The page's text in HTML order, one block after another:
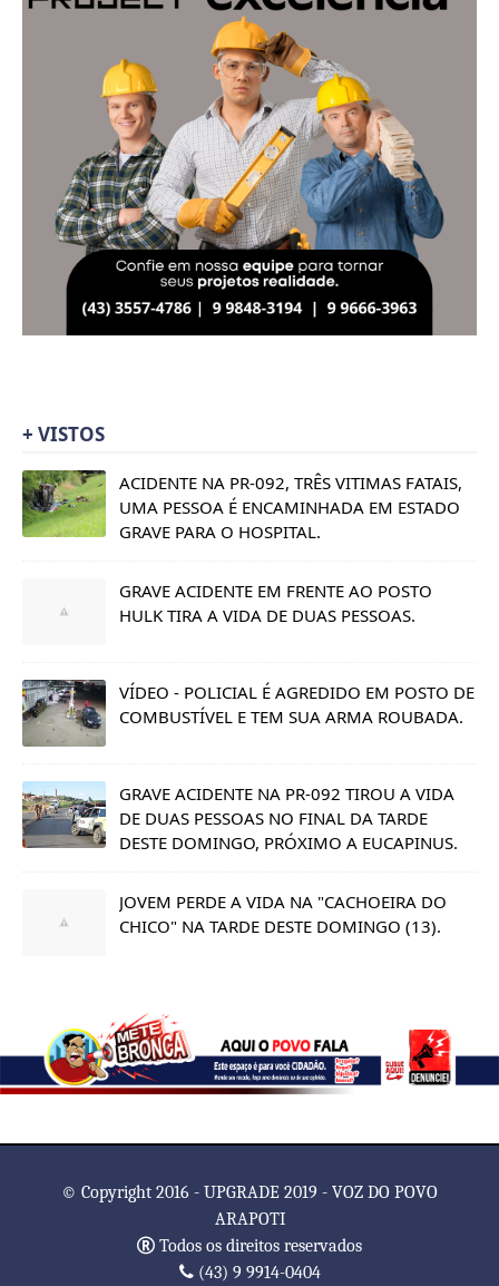
+ VISTOS
ACIDENTE NA PR-092, TRÊS VITIMAS FATAIS,
UMA PESSOA É ENCAMINHADA EM ESTADO
GRAVE PARA O HOSPITAL.
GRAVE ACIDENTE EM FRENTE AO POSTO
HULK TIRA A VIDA DE DUAS PESSOAS.
VÍDEO - POLICIAL É AGREDIDO EM POSTO DE
COMBUSTÍVEL E TEM SUA ARMA ROUBADA.
GRAVE ACIDENTE NA PR-092 TIROU A VIDA
DE DUAS PESSOAS NO FINAL DA TARDE
DESTE DOMINGO, PRÓXIMO A EUCAPINUS.
JOVEM PERDE A VIDA NA "CACHOEIRA DO
CHICO" NA TARDE DESTE DOMINGO (13).
© Copyright 2016 - UPGRADE 2019 - VOZ DO POVO
ARAPOTI
Todos os direitos reservados
(43) 9 9914-0404